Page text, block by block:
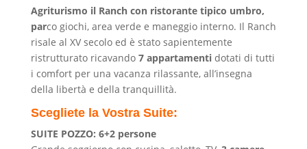
Agriturismo il Ranch con ristorante tipico umbro,
parco giochi, area verde e maneggio interno. Il Ranch
risale al XV secolo ed è stato sapientemente
ristrutturato ricavando 7 appartamentidotati di tutti
i comfort per una vacanza rilassante, all’insegna
della libertà e della tranquillità.
Scegliete la Vostra Suite:
SUITE POZZO: 6+2 persone